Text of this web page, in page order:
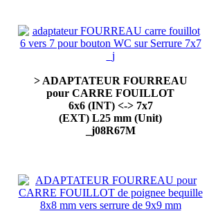
> ADAPTATEUR FOURREAU
pour CARRE FOUILLOT
6x6 (INT) <-> 7x7
(EXT) L25 mm (Unit)
_j08R67M